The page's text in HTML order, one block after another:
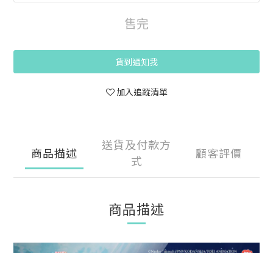
售完
貨到通知我
加入追蹤清單
商品描述
送貨及付款方
式
顧客評價
商品描述